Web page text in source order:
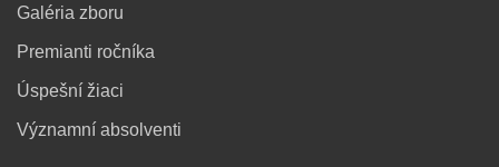
Galéria zboru
Premianti ročníka
Úspešní žiaci
Významní absolventi